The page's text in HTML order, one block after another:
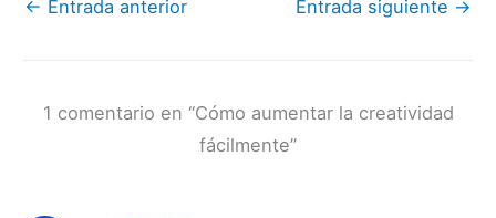
← Entrada anterior Entrada siguiente →
1 comentario en “Cómo aumentar la creatividad
fácilmente”